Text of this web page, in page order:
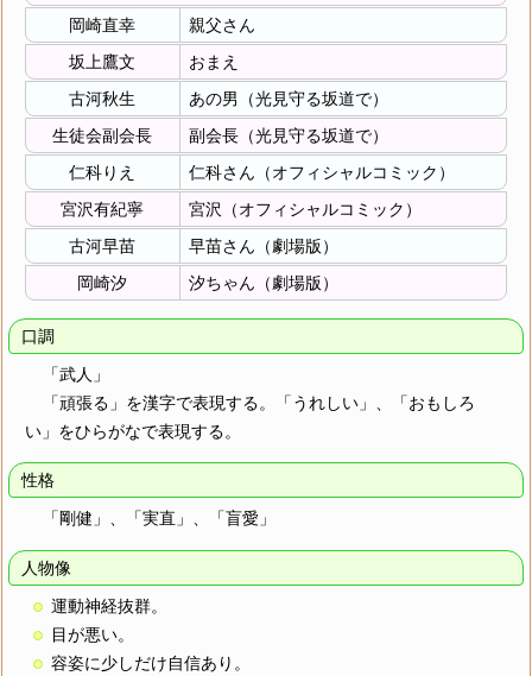
岡崎直幸
親父さん
坂上鷹文
おまえ
古河秋生
あの男（光見守る坂道で）
生徒会副会長
副会長（光見守る坂道で）
仁科りえ
仁科さん（オフィシャルコミック）
宮沢有紀寧
宮沢（オフィシャルコミック）
古河早苗
早苗さん（劇場版）
岡崎汐
汐ちゃん（劇場版）
口調
「武人」
「頑張る」を漢字で表現する。「うれしい」、「おもしろ
い」をひらがなで表現する。
性格
「剛健」、「実直」、「盲愛」
人物像
運動神経抜群。
目が悪い。
容姿に少しだけ自信あり。